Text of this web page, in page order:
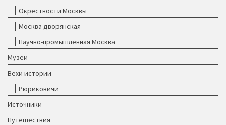
Окрестности Москвы
Москва дворянская
Научно-промышленная Москва
Музеи
Вехи истории
Рюриковичи
Источники
Путешествия